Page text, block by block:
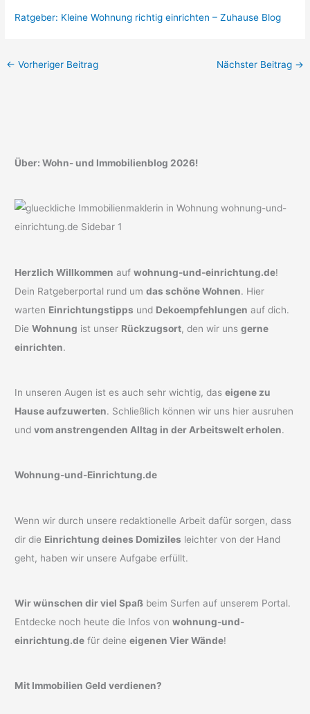
Ratgeber: Kleine Wohnung richtig einrichten – Zuhause Blog
← Vorheriger Beitrag Nächster Beitrag →
Über: Wohn- und Immobilienblog 2026!
Herzlich Willkommen aufwohnung-und-einrichtung.de!
Dein Ratgeberportal rund umdas schöne Wohnen. Hier
warten Einrichtungstipps und Dekoempfehlungen auf dich.
DieWohnung ist unser Rückzugsort, den wir unsgerne
einrichten.
In unseren Augen ist es auch sehr wichtig, daseigene zu
Hause aufzuwerten. Schließlich können wir uns hier ausruhen
undvom anstrengenden Alltag in der Arbeitswelt erholen.
Wohnung-und-Einrichtung.de
Wenn wir durch unsere redaktionelle Arbeit dafür sorgen, dass
dir die Einrichtung deines Domiziles leichter von der Hand
geht, haben wir unsere Aufgabe erfüllt.
Wir wünschen dir viel Spaß beim Surfen auf unserem Portal.
Entdecke noch heute die Infos vonwohnung-und-
einrichtung.de für deineeigenen Vier Wände!
Mit Immobilien Geld verdienen?